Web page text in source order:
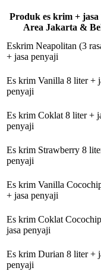
Produk es krim + jasa
Area Jakarta &
Eskrim Neapolitan (3
+ jasa penyaji
Es krim Vanilla 8 liter +
penyaji
Es krim Coklat 8 liter +
penyaji
Es krim Strawberry 8
penyaji
Es krim Vanilla
+ jasa penyaji
Es krim Coklat
jasa penyaji
Es krim Durian 8 liter +
penyaji